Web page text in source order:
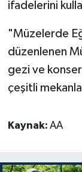
ifadelerini
"Müzelerde
düzenlenen
gezi ve
çeşitli
Kaynak: AA
Sivas
Şanlıurfa
Şırnak
Tokat